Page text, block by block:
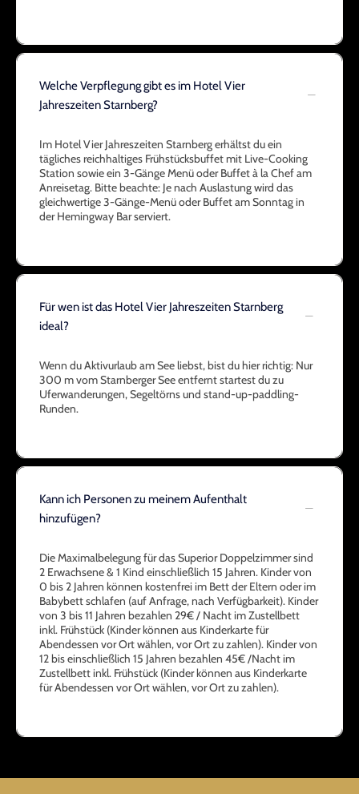
Welche Verpflegung gibt es im Hotel Vier
Jahreszeiten Starnberg?
Im Hotel Vier Jahreszeiten Starnberg erhältst du ein
tägliches reichhaltiges Frühstücksbuffet mit Live-Cooking
Station sowie ein 3-Gänge Menü oder Buffet à la Chef am
Anreisetag. Bitte beachte: Je nach Auslastung wird das
gleichwertige 3-Gänge-Menü oder Buffet am Sonntag in
der Hemingway Bar serviert.
Für wen ist das Hotel Vier Jahreszeiten Starnberg
ideal?
Wenn du Aktivurlaub am See liebst, bist du hier richtig: Nur
300 m vom Starnberger See entfernt startest du zu
Uferwanderungen, Segeltörns und stand-up-paddling-
Runden.
Kann ich Personen zu meinem Aufenthalt
hinzufügen?
Die Maximalbelegung für das Superior Doppelzimmer sind
2 Erwachsene & 1 Kind einschließlich 15 Jahren. Kinder von
0 bis 2 Jahren können kostenfrei im Bett der Eltern oder im
Babybett schlafen (auf Anfrage, nach Verfügbarkeit). Kinder
von 3 bis 11 Jahren bezahlen 29€ / Nacht im Zustellbett
inkl. Frühstück (Kinder können aus Kinderkarte für
Abendessen vor Ort wählen, vor Ort zu zahlen). Kinder von
12 bis einschließlich 15 Jahren bezahlen 45€ /Nacht im
Zustellbett inkl. Frühstück (Kinder können aus Kinderkarte
für Abendessen vor Ort wählen, vor Ort zu zahlen).